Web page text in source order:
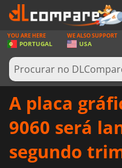
JOGOS
GAME CARDS
SOFTWARE
REWARDS
NOTÍCIAS
YOU ARE HERE
PORTUGAL
WE ALSO SUPPORT
USA
A placa
9060 será
segundo